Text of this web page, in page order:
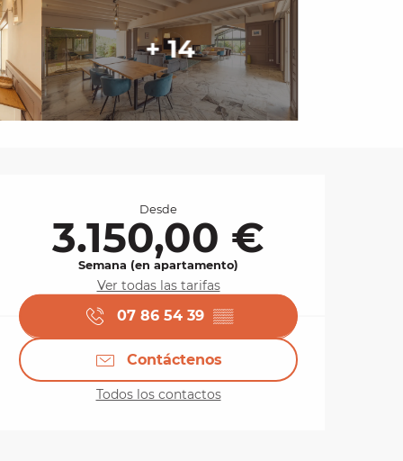
+ 14
y datos de
Desde
3.150,00 €
Semana (en apartamento)
Ver todas las tarifas
07 86 54 39 ▒▒
Contáctenos
Todos los contactos